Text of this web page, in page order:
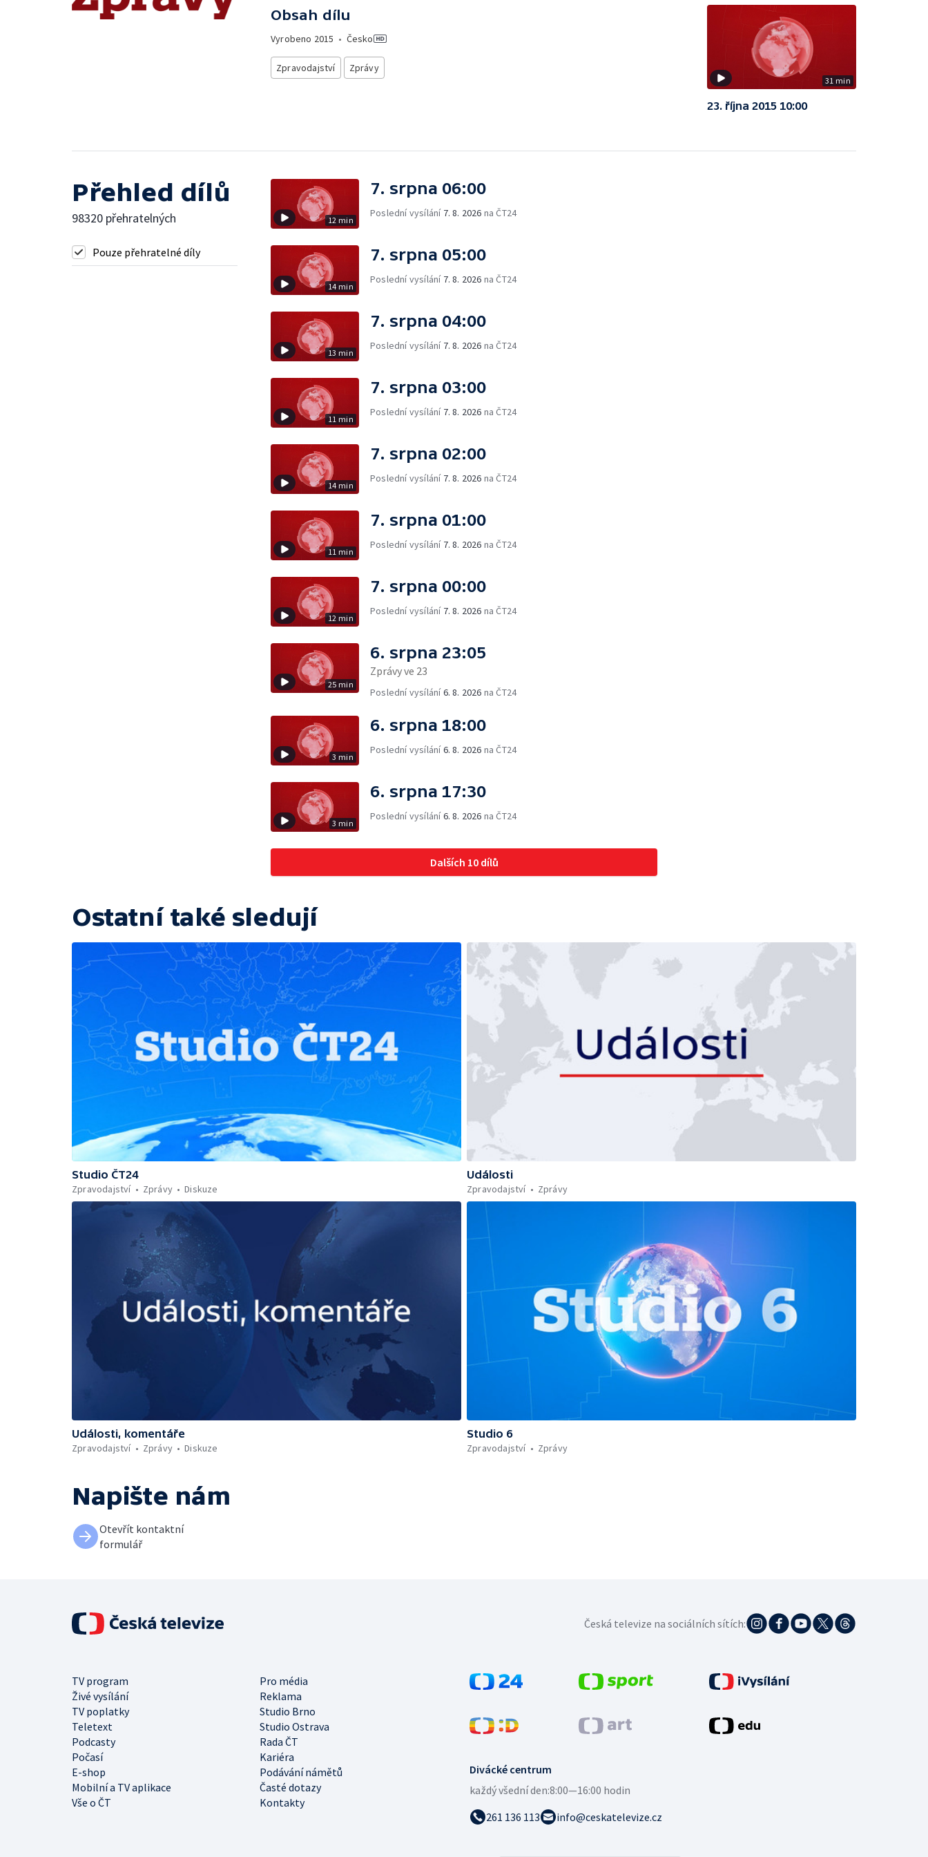
Obsah dílu
Vyrobeno 2015 • Česko
Zpravodajství Zprávy
31 min
23. října 2015 10:00
Přehled dílů
98320 přehratelných
Pouze přehratelné díly
12 min
7. srpna 06:00
Poslední vysílání 7. 8. 2026 na ČT24
14 min
7. srpna 05:00
Poslední vysílání 7. 8. 2026 na ČT24
13 min
7. srpna 04:00
Poslední vysílání 7. 8. 2026 na ČT24
11 min
7. srpna 03:00
Poslední vysílání 7. 8. 2026 na ČT24
14 min
7. srpna 02:00
Poslední vysílání 7. 8. 2026 na ČT24
11 min
7. srpna 01:00
Poslední vysílání 7. 8. 2026 na ČT24
12 min
7. srpna 00:00
Poslední vysílání 7. 8. 2026 na ČT24
25 min
6. srpna 23:05
Zprávy ve 23
Poslední vysílání6. 8. 2026 na ČT24
3 min
6. srpna 18:00
Poslední vysílání6. 8. 2026 na ČT24
3 min
6. srpna 17:30
Poslední vysílání6. 8. 2026 na ČT24
Dalších 10 dílů
Ostatní také sledují
Studio ČT24
Zpravodajství
Zprávy Diskuze
Události
Zpravodajství
Zprávy
Události, komentáře
Zpravodajství
Zprávy Diskuze
Studio 6
Zpravodajství
Zprávy
Napište nám
Otevřít kontaktní
formulář
Divácké centrum
každý všední den:8:00—16:00 hodin
261 136 113
info@ceskatelevize.cz
TV program
Pro média
Živé vysílání
Reklama
TV poplatky
Studio Brno
Teletext
Studio Ostrava
Podcasty
Rada ČT
Počasí
Kariéra
E-shop
Podávání námětů
Mobilní a TV aplikace
Časté dotazy
Vše o ČT
Kontakty
Česká televize na sociálních sítích: